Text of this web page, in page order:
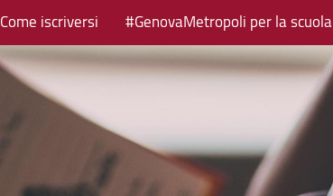
Come iscriversi #GenovaMetropoli per la scuola